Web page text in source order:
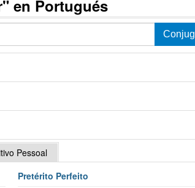
en Portugués
Pessoal
Pretérito Perfeito